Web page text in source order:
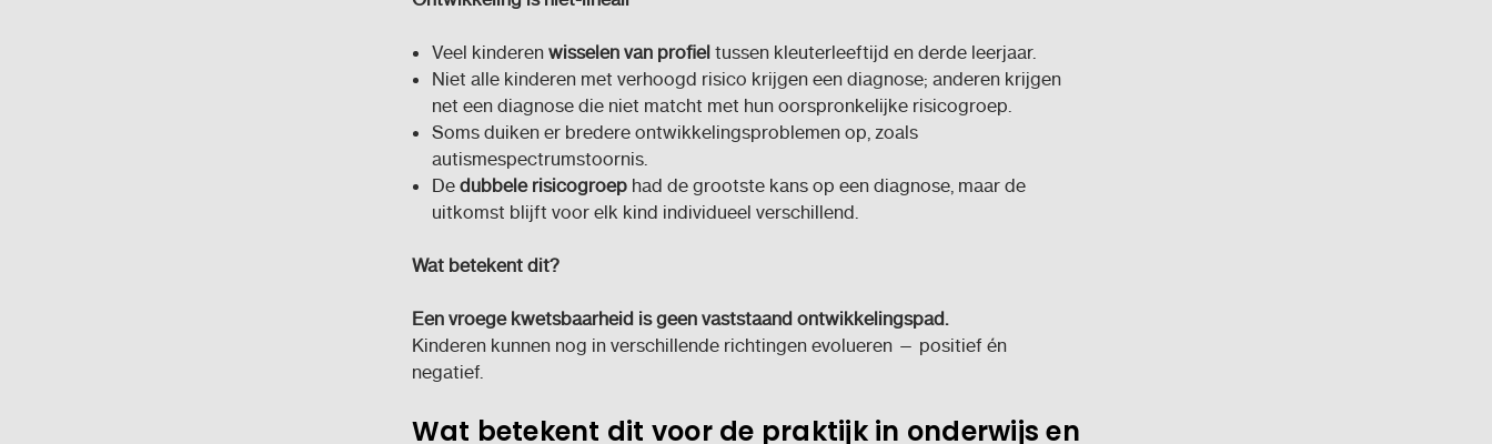
Veel kinderen wisselen van profieltussen kleuterleeftijd en derde leerjaar.
Niet alle kinderen met verhoogd risico krijgen een diagnose; anderen krijgen
net een diagnose die niet matcht met hun oorspronkelijke risicogroep.
Soms duiken er bredere ontwikkelingsproblemen op, zoals
autismespectrumstoornis.
De dubbele risicogroephad de grootste kans op een diagnose, maar de
uitkomst blijft voor elk kind individueel verschillend.
Wat betekent dit?
Een vroege kwetsbaarheid is geen vaststaand ontwikkelingspad.
Kinderen kunnen nog in verschillende richtingen evolueren — positief én
negatief.
Wat betekent dit voor de praktijk in onderwijs en